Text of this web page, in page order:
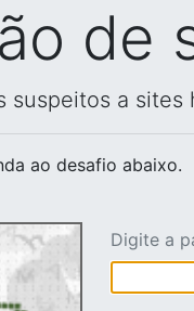
de
a sites
ao desafio abaixo.
Digite a